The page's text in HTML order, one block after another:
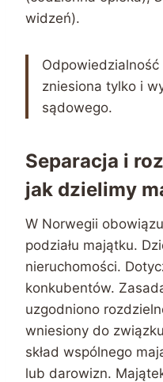
widzeń).
zniesiona tylko i
sądowego.
Separacja i
jak dzielimy
W Norwegii
podziału majątku.
nieruchomości.
konkubentów.
uzgodniono
wniesiony do
skład wspólnego
lub darowizn.